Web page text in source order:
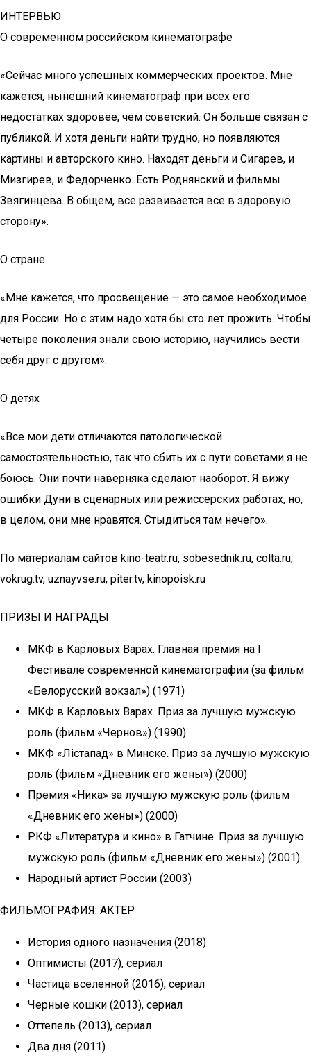
ИНТЕРВЬЮ
О современном российском кинематографе
«Сейчас много успешных коммерческих проектов. Мне
кажется, нынешний кинематограф при всех его
недостатках здоровее, чем советский. Он больше связан с
публикой. И хотя деньги найти трудно, но появляются
картины и авторского кино. Находят деньги и Сигарев, и
Мизгирев, и Федорченко. Есть Роднянский и фильмы
Звягинцева. В общем, все развивается все в здоровую
сторону».
О стране
«Мне кажется, что просвещение — это самое необходимое
для России. Но с этим надо хотя бы сто лет прожить. Чтобы
четыре поколения знали свою историю, научились вести
себя друг с другом».
О детях
«Все мои дети отличаются патологической
самостоятельностью, так что сбить их с пути советами я не
боюсь. Они почти наверняка сделают наоборот. Я вижу
ошибки Дуни в сценарных или режиссерских работах, но,
в целом, они мне нравятся. Стыдиться там нечего».
По материалам сайтов kino-teatr.ru, sobesednik.ru, colta.ru,
vokrug.tv, uznayvse.ru, piter.tv, kinopoisk.ru
ПРИЗЫ И НАГРАДЫ
МКФ в Карловых Варах. Главная премия на I
Фестивале современной кинематографии (за фильм
«Белорусский вокзал») (1971)
МКФ в Карловых Варах. Приз за лучшую мужскую
роль (фильм «Чернов») (1990)
МКФ «Лiстапад» в Минске. Приз за лучшую мужскую
роль (фильм «Дневник его жены») (2000)
Премия «Ника» за лучшую мужскую роль (фильм
«Дневник его жены») (2000)
РКФ «Литература и кино» в Гатчине. Приз за лучшую
мужскую роль (фильм «Дневник его жены») (2001)
Народный артист России (2003)
ФИЛЬМОГРАФИЯ: АКТЕР
История одного назначения (2018)
Оптимисты (2017), сериал
Частица вселенной (2016), сериал
Черные кошки (2013), сериал
Оттепель (2013), сериал
Два дня (2011)